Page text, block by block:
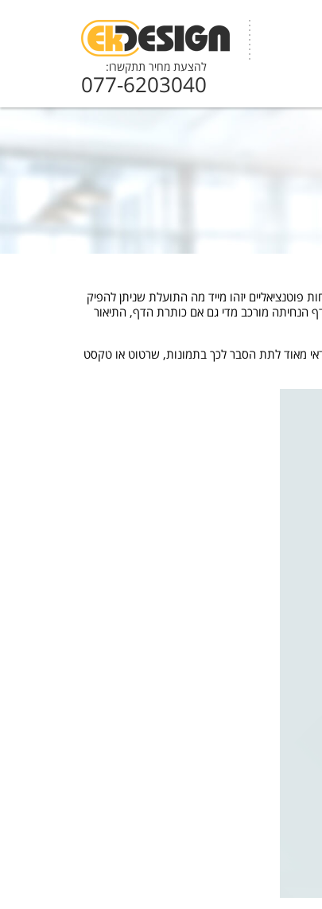
להצעת מחיר תתקשרו:
077-6203040
יזהו מייד מה התועלת שניתן להפיק
הנחיתה מורכב מדי גם אם כותרת הדף, התיאור
מאוד לתת הסבר לכך בתמונות, שרטוט או טקסט